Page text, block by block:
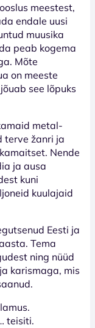
meestest,
endale uusi
muusika
peab kogema
Mõte
on meeste
see lõpuks
metal-
terve žanri ja
Nende
ja ausa
kuni
kuulajaid
Eesti ja
Tema
ning nüüd
karismaga, mis
teisiti.